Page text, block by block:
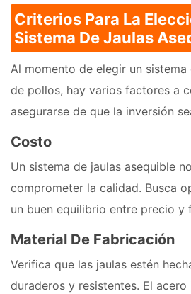
Criterios Para La
Sistema De Jaulas
Al momento de elegir un
de pollos, hay varios factores a
asegurarse de que la inversión
Costo
Un sistema de jaulas asequible
comprometer la calidad. Busca
un buen equilibrio entre precio y
Material De Fabricación
Verifica que las jaulas estén
duraderos y resistentes. El